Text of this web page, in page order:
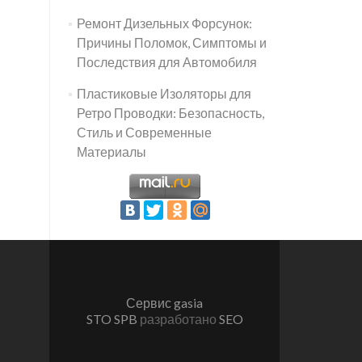
Ремонт Дизельных Форсунок:
Причины Поломок, Симптомы и
Последствия для Автомобиля
Пластиковые Изоляторы для
Ретро Проводки: Безопасность,
Стиль и Современные
Материалы
Сервис gasia
STO SPB разработано SEO